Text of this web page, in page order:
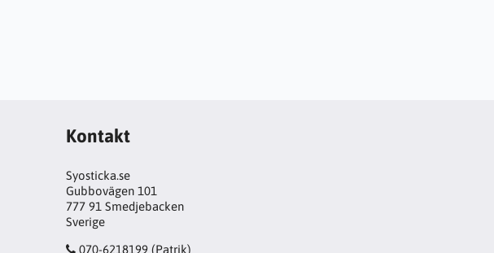
Kontakt
Syosticka.se
Gubbovägen 101
777 91 Smedjebacken
Sverige
070-6218199 (Patrik)